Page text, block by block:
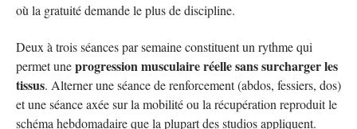
où la gratuité demande le plus de discipline.
Deux à trois séances par semaine constituent un rythme qui
permet uneprogression musculaire réelle sans surcharger les
tissus. Alterner une séance de renforcement (abdos, fessiers, dos)
et une séance axée sur la mobilité ou la récupération reproduit le
schéma hebdomadaire que la plupart des studios appliquent.